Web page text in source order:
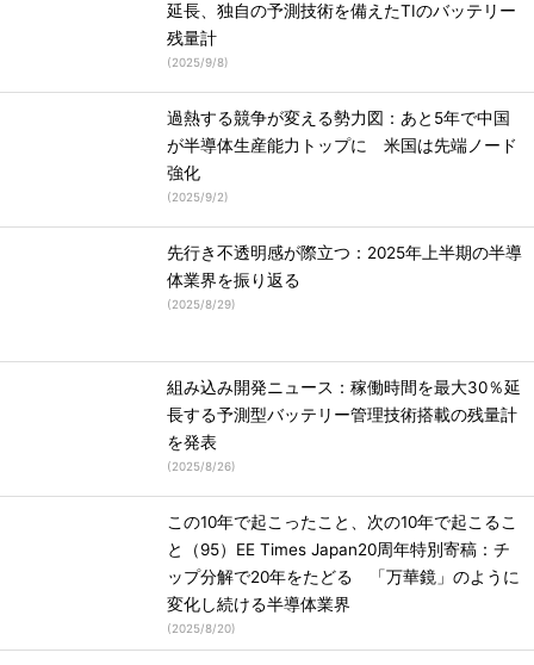
延長、独自の予測技術を備えたTIのバッテリー
残量計
(2025/9/8)
過熱する競争が変える勢力図：あと5年で中国
が半導体生産能力トップに 米国は先端ノード
強化
(2025/9/2)
先行き不透明感が際立つ：2025年上半期の半導
体業界を振り返る
(2025/8/29)
組み込み開発ニュース：稼働時間を最大30％延
長する予測型バッテリー管理技術搭載の残量計
を発表
(2025/8/26)
この10年で起こったこと、次の10年で起こるこ
と（95）EE Times Japan20周年特別寄稿：チ
ップ分解で20年をたどる 「万華鏡」のように
変化し続ける半導体業界
(2025/8/20)